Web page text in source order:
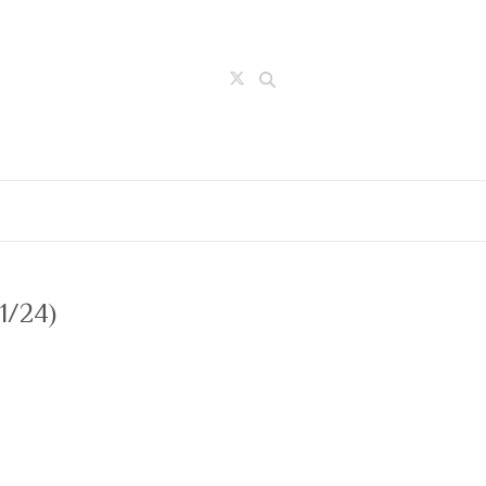
Search
24)